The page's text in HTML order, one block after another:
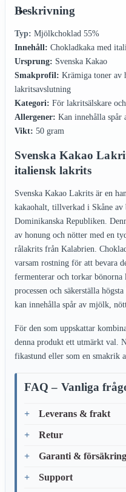
Beskrivning
Typ: Mjölkchoklad 55%
Innehåll: Chokladkaka med
Ursprung: Svenska Kakao
Smakprofil: Krämiga toner av
lakritsavslutning
Kategori: För lakritsälskare
Allergener: Kan innehålla spår
Vikt: 50 gram
Svenska Kakao
italiensk lakrits
Svenska Kakao Lakrits är en
kakaohalt, tillverkad i Skåne
Dominikanska Republiken.
av honung och nötter med en
rålakrits från Kalabrien.
varsam rostning för att bevara
fermenterar och torkar
processen och säkerställa
kan innehålla spår av mjölk,
För den som uppskattar
denna produkt ett utmärkt val.
fikastund eller som en smakrik
FAQ – Vanliga
Leverans & frakt
Retur
Garanti & försäkring
Support